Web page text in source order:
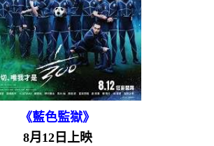
《藍色監獄》
8月12日上映